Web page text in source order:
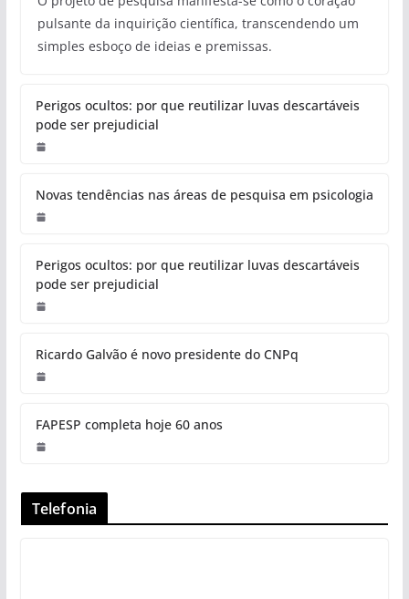
pulsante da inquirição científica, transcendendo um
simples esboço de ideias e premissas.
Perigos ocultos: por que reutilizar luvas descartáveis
pode ser prejudicial
Novas tendências nas áreas de pesquisa em psicologia
Perigos ocultos: por que reutilizar luvas descartáveis
pode ser prejudicial
Ricardo Galvão é novo presidente do CNPq
FAPESP completa hoje 60 anos
Telefonia